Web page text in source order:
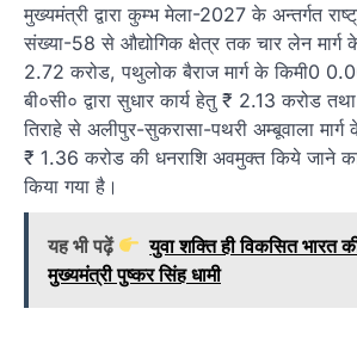
मुख्यमंत्री द्वारा कुम्भ मेला-2027 के अन्तर्गत
संख्या-58 से औद्योगिक क्षेत्र तक चार लेन मार्ग
2.72 करोड, पथुलोक बैराज मार्ग के किमी0
बी०सी० द्वारा सुधार कार्य हेतु ₹ 2.13 करोड तथा
तिराहे से अलीपुर-सुकरासा-पथरी अम्बूवाला
₹ 1.36 करोड की धनराशि अवमुक्त किये जाने
किया गया है।
यह भी पढ़ें
युवा शक्ति ही विकसित भारत
मुख्यमंत्री पुष्कर सिंह धामी